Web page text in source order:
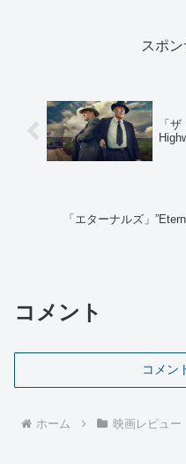
スポ
「
「エターナルズ」
コメント
コメン
ホーム 映画レビュー